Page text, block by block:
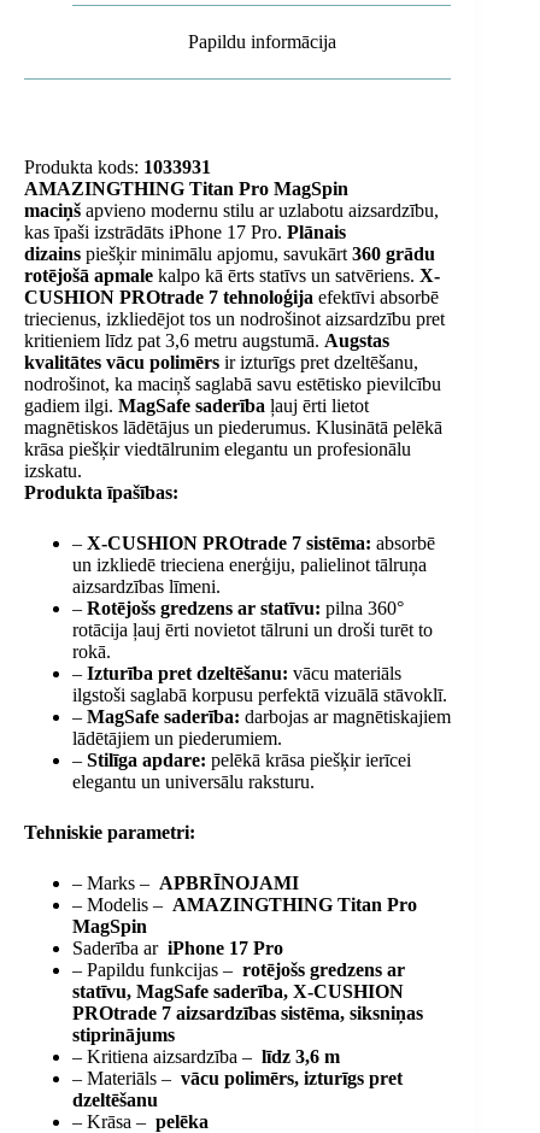
Papildu informācija
Produkta kods: 1033931
AMAZINGTHING Titan Pro MagSpin
maciņš apvieno modernu stilu ar uzlabotu aizsardzību,
kas īpaši izstrādāts iPhone 17 Pro. Plānais
dizains piešķir minimālu apjomu, savukārt 360 grādu
rotējošā apmale kalpo kā ērts statīvs un satvēriens. X-
CUSHION PROtrade 7 tehnoloģija efektīvi absorbē
triecienus, izkliedējot tos un nodrošinot aizsardzību pret
kritieniem līdz pat 3,6 metru augstumā. Augstas
kvalitātes vācu polimērs ir izturīgs pret dzeltēšanu,
nodrošinot, ka maciņš saglabā savu estētisko pievilcību
gadiem ilgi. MagSafe saderība ļauj ērti lietot
magnētiskos lādētājus un piederumus. Klusinātā pelēkā
krāsa piešķir viedtālrunim elegantu un profesionālu
izskatu.
Produkta īpašības:
– X-CUSHION PROtrade 7 sistēma: absorbē
un izkliedē trieciena enerģiju, palielinot tālruņa
aizsardzības līmeni.
– Rotējošs gredzens ar statīvu: pilna 360°
rotācija ļauj ērti novietot tālruni un droši turēt to
rokā.
– Izturība pret dzeltēšanu: vācu materiāls
ilgstoši saglabā korpusu perfektā vizuālā stāvoklī.
– MagSafe saderība: darbojas ar magnētiskajiem
lādētājiem un piederumiem.
– Stilīga apdare: pelēkā krāsa piešķir ierīcei
elegantu un universālu raksturu.
Tehniskie parametri:
– Marks – APBRĪNOJAMI
– Modelis – AMAZINGTHING Titan Pro
MagSpin
Saderība ar iPhone 17 Pro
– Papildu funkcijas – rotējošs gredzens ar
statīvu, MagSafe saderība, X-CUSHION
PROtrade 7 aizsardzības sistēma, siksniņas
stiprinājums
– Kritiena aizsardzība – līdz 3,6 m
– Materiāls – vācu polimērs, izturīgs pret
dzeltēšanu
– Krāsa – pelēka